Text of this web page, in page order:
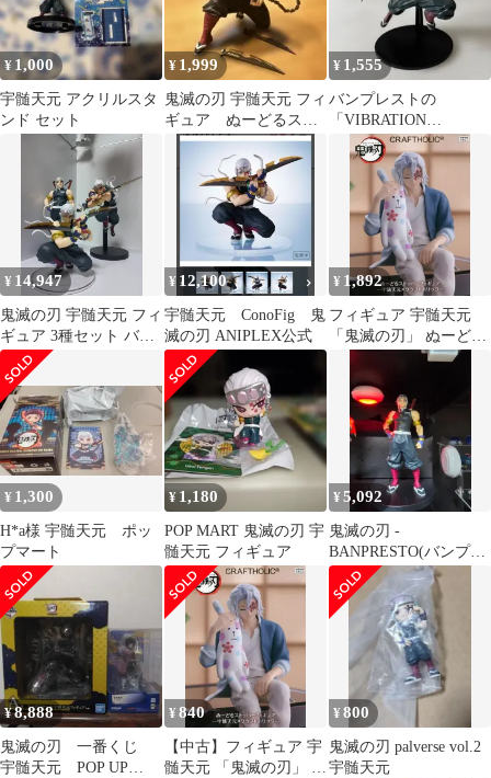
¥ 1,000
宇髄天元 アクリルスタ
ンド セット
¥ 1,999
鬼滅の刃 宇髄天元 フィ
ギュア ぬーどるスト
ッパー
¥ 1,555
バンプレストの
「VIBRATION
STARS」シリーズの宇
髄天元
¥ 14,947
鬼滅の刃 宇髄天元 フィ
ギュア 3種セット バイ
ブレーション ポップア
ップパレード 等
¥ 12,100
宇髄天元 ConoFig 鬼
滅の刃 ANIPLEX公式
¥ 1,892
フィギュア 宇髄天元
「鬼滅の刃」 ぬーどる
ストッパーフィギュア-
ック-【14日以内発送】
¥ 1,300
H*a様 宇髄天元 ポッ
プマート
¥ 1,180
POP MART 鬼滅の刃 宇
髄天元 フィギュア
¥5,092
鬼滅の刃 -
BANPRESTO(バンプレ
スト) 宇髄 天元 フィギ
ュア (ボックスX)
¥8,888
鬼滅の刃 一番くじ
宇髄天元 POP UP
¥840
【中古】フィギュア 宇
髄天元 「鬼滅の刃」 ぬ
¥800
鬼滅の刃 palverse vol.2
宇髄天元